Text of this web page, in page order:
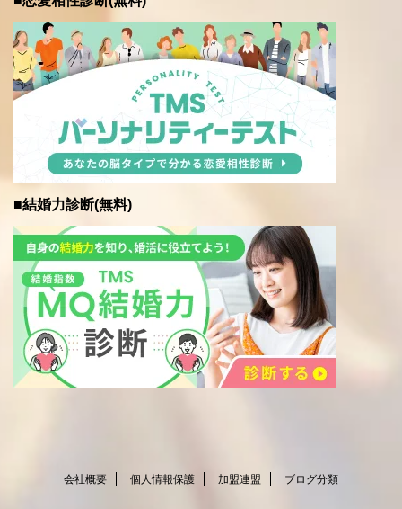
■結婚力診断(無料)
会社概要 個人情報保護 加盟連盟 ブログ分類